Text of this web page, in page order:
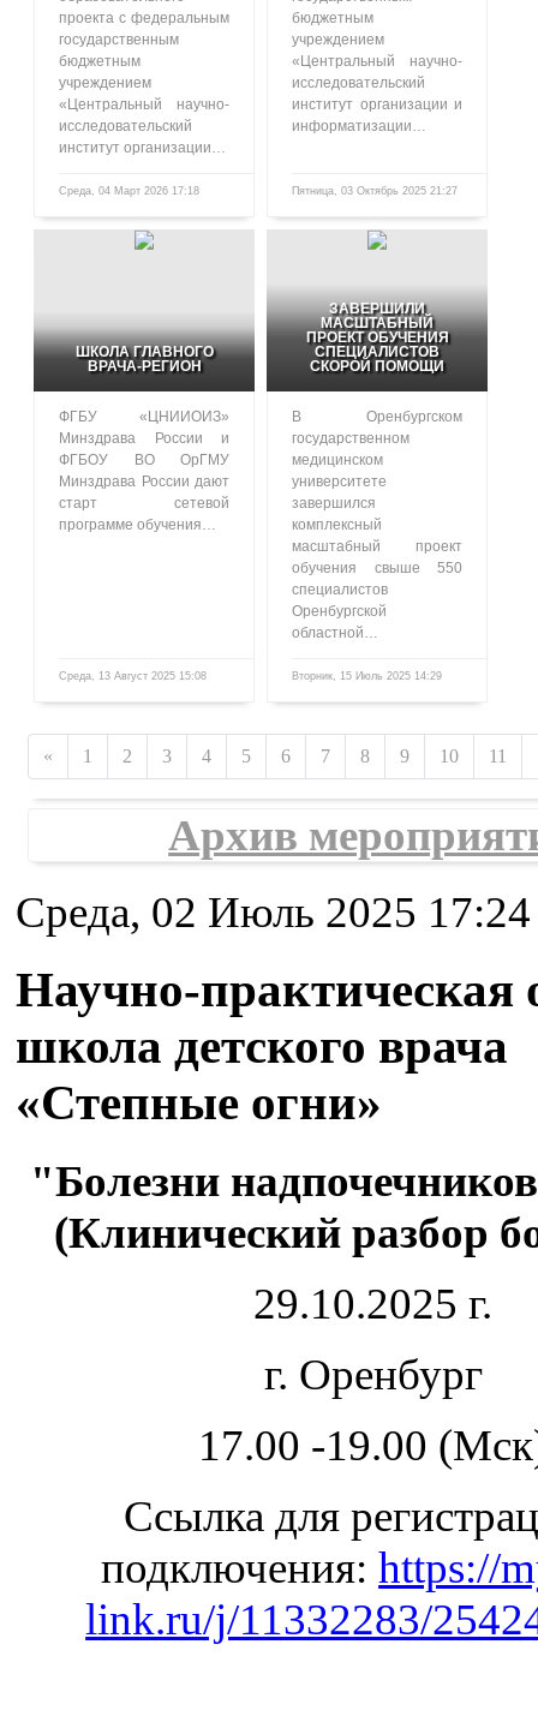
проекта с федеральным
государственным
бюджетным
учреждением
«Центральный научно-
исследовательский
институт организации…
Среда, 04 Март 2026 17:18
бюджетным
учреждением
«Центральный научно-
исследовательский
институт организации и
информатизации…
Пятница, 03 Октябрь 2025 21:27
ШКОЛА ГЛАВНОГО
ВРАЧА-РЕГИОН
ФГБУ «ЦНИИОИЗ»
Минздрава России и
ФГБОУ ВО ОрГМУ
Минздрава России дают
старт сетевой
программе обучения…
Среда, 13 Август 2025 15:08
ЗАВЕРШИЛИ
МАСШТАБНЫЙ
ПРОЕКТ ОБУЧЕНИЯ
СПЕЦИАЛИСТОВ
СКОРОЙ ПОМОЩИ
В Оренбургском
государственном
медицинском
университете
завершился
комплексный
масштабный проект
обучения свыше 550
специалистов
Оренбургской
областной…
Вторник, 15 Июль 2025 14:29
« 1 2 3 4 5 6 7 8 9 10 11
Архив
Среда, 02 Июль 2025 17:24
Научно-практическая
школа детского врача
«Степные огни»
"Болезни
(Клинический разбор
29.10.2025 г.
г. Оренбург
17.00 -19.00
Ссылка для
подключения:https://
link.ru/j/11332283/